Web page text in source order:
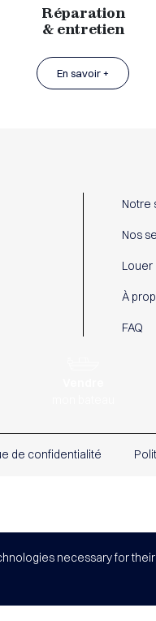
Réparation
& entretien
En savoir +
Notre
Nos
Louer
À
FAQ
de confidentialité
necessary for